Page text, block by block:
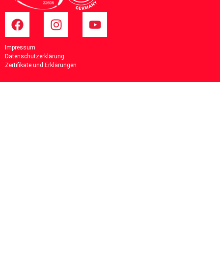
Impressum
Datenschutzerklärung
Zertifikate und Erklärungen